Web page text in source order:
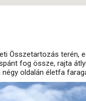
Összetartozás terén,
fog össze, rajta
oldalán életfa